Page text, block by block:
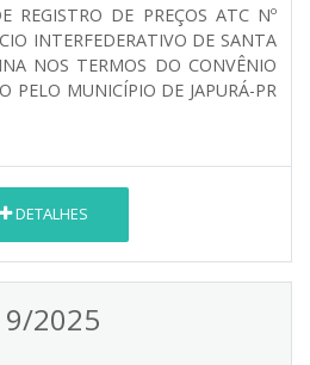
REGISTRO DE PREÇOS ATC Nº
INTERFEDERATIVO DE SANTA
NOS TERMOS DO CONVÊNIO
PELO MUNICÍPIO DE JAPURÁ-PR
DETALHES
2025